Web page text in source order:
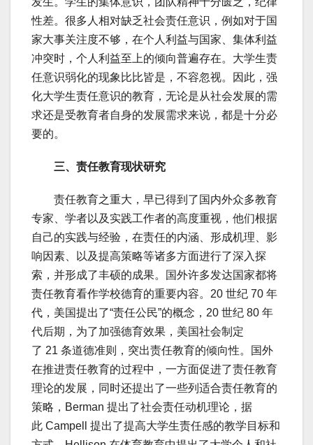
性差。很多人相对缺乏社会责任意识，例如对于国
家大事关注度不够，在个人利益与国家、集体利益
冲突时，个人利益至上的倾向普遍存在。大学生责
任意识弱化的现象比比皆是，不容忽视。因此，强
化大学生责任意识的教育，无论是从社会发展的需
求还是受教育者自身的发展需求来说，都是十分必
要的。
三、责任教育现状研究
责任教育之重大，早已得到了国内外众多教育
专家、学者以及实践工作者的高度重视，他们根据
自己的实践与经验，在责任的内涵、形成机理、影
响因素、以及提高策略等诸多方面进行了深入探
索，并形成了丰硕的成果。国外许多发达国家都将
责任教育看作学校德育的重要内容。20 世纪 70 年
代，美国提出了“责任公民”的概念，20 世纪 80 年
代后期，为了加强德育效果，美国社会制定
了 21 条道德准则，突出责任教育的倾向性。国外
在推进责任教育的过程中，一方面促进了责任教育
理论的发展，同时还提出了一些列适合责任教育的
策略，Berman 提出了社会责任动机理论，据
此 Campell 提出了提高大学生责任感的教学目标和